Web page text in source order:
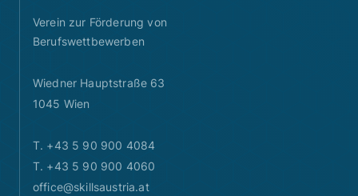
Verein zur Förderung von
Berufswettbewerben
Wiedner Hauptstraße 63
1045 Wien
T. +43 5 90 900 4084
T. +43 5 90 900 4060
office@skillsaustria.at